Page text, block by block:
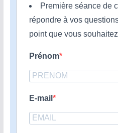
Première séance de
répondre à vos
point que vous
Prénom
E-mail